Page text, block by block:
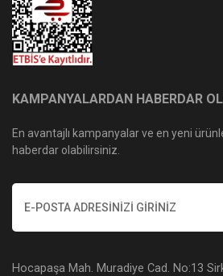
KAMPANYALARDAN HABERDAR
En avantajlı kampanyalar ve en yeni
haberdar olabilirsiniz.
Hocapaşa Mah. Muradiye Cad. No:13